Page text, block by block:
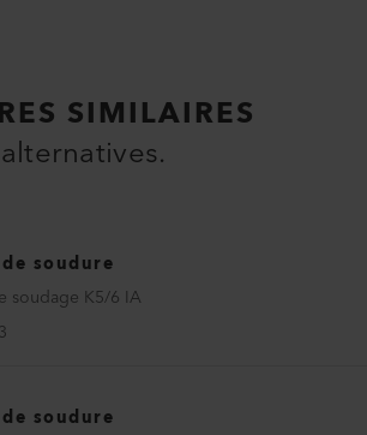
SIMILAIRES
soudure
soudage K5/6 IA
soudure